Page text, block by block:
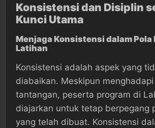
Konsistensi dan Disiplin
Kunci Utama
Menjaga Konsistensi dalam Pola
Latihan
Konsistensi adalah aspek yang
diabaikan. Meskipun
tantangan, peserta program di
diajarkan untuk tetap berpegang
yang telah dibuat. Konsistensi